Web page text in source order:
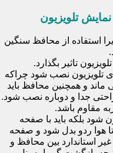
تلویزیون
استفاده از محافظ سنگین
تاثیر بگذارد.
تلویزیون نصب شود چراکه
و همچنین محافظ باید
جدا و دوباره نصب شود.
مقاوم باشد.
شود بلکه باید با صفحه
هوا ردو بدل شود و صفحه
استاندارد بین محافظ و